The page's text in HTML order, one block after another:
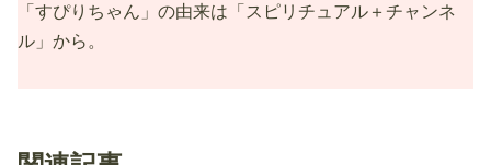
「すぴりちゃん」の由来は「スピリチュアル＋チャンネ
ル」から。